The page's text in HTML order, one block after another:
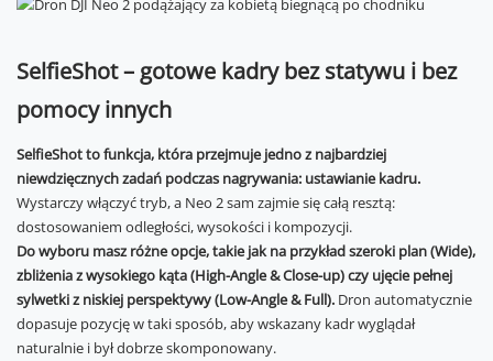
SelfieShot – gotowe kadry bez statywu i bez
pomocy innych
SelfieShot to funkcja, która przejmuje jedno z najbardziej
niewdzięcznych zadań podczas nagrywania: ustawianie kadru.
Wystarczy włączyć tryb, a Neo 2 sam zajmie się całą resztą:
dostosowaniem odległości, wysokości i kompozycji.
Do wyboru masz różne opcje, takie jak na przykład szeroki plan (Wide),
zbliżenia z wysokiego kąta (High-Angle & Close-up) czy ujęcie pełnej
sylwetki z niskiej perspektywy (Low-Angle & Full). Dron automatycznie
dopasuje pozycję w taki sposób, aby wskazany kadr wyglądał
naturalnie i był dobrze skomponowany.